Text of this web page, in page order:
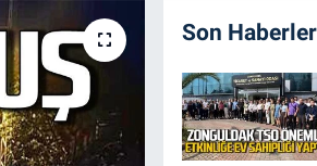
Son Haberler